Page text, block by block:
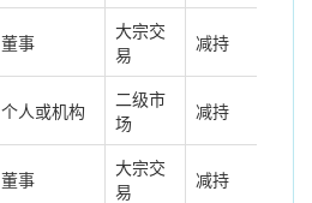
董事
大宗交
易
减持
个人或机构
二级市
场
减持
董事
大宗交
易
减持